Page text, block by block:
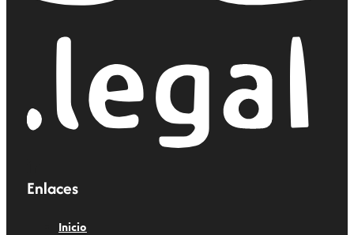
Enlaces
Inicio